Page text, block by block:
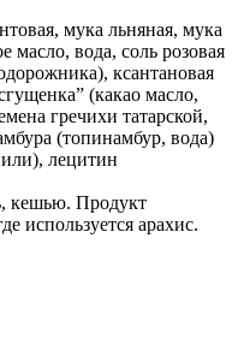
мука льняная, мука
масло, вода, соль розовая
ксантановая
(какао масло,
гречихи татарской,
(топинамбур, вода)
лецитин
кешью. Продукт
используется арахис.